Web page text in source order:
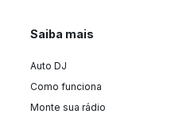
Saiba mais
Auto DJ
Como funciona
Monte sua rádio